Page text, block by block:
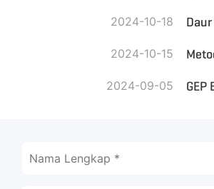
2024-10-18
2024-10-15
2024-09-05